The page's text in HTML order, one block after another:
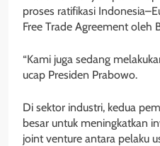
proses ratifikasi
Free Trade Agreement oleh
“Kami juga sedang
ucap Presiden Prabowo.
Di sektor industri, kedua
besar untuk meningkatkan
joint venture antara pelaku